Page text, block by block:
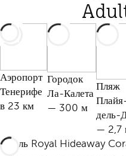
Аэропорт
Тенерифе
в 23 км
Городок
Ла-Калета
— 300 м
Пляж
дель-
— 2,7
Отель Royal Hideaway